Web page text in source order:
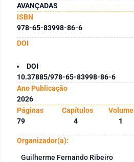
AVANÇADAS
ISBN
978-65-83998-86-6
DOI
DOI
10.37885/978-65-83998-86-6
Ano Publicação
2026
Páginas
Capítulos Volume
79
4 1
Organizador(a):
Guilherme Fernando Ribeiro